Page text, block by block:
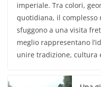
imperiale. Tra colori,
quotidiana, il complesso
sfuggono a una visita
meglio rappresentano
unire tradizione, cultura